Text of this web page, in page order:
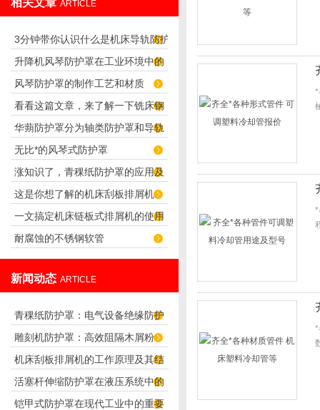
相关文章 ARTICLE
3分钟带你认识什么是机床导轨防护
罩
升降机风琴防护罩在工业环境中的
重要性
风琴防护罩的制作工艺和材质
看看这篇文章，来了解一下铣床钢
板防护罩！
华蒴防护罩分为轴类防护罩和导轨
防护罩
无比*的风琴式防护罩
涨知识了，青稞纸防护罩的应用及
优势
这是你想了解的机床刮板排屑机
吗？快来看看吧！
一文搞定机床链板式排屑机的使用
方法
耐腐蚀的不锈钢软管
新闻动态 ARTICLE
青稞纸防护罩：电气设备绝缘防护
专用方案
雕刻机防护罩：高效阻隔木屑粉
尘，守护设备精度与安全
机床刮板排屑机的工作原理及其结
构分析
活塞杆伸缩防护罩在液压系统中的
应用
铠甲式防护罩在现代工业中的重要
*
*
*